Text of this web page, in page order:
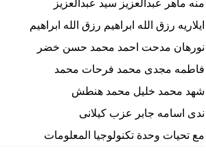
ايلاريه رزق الله ابراهيم رزق الله ابراهيم
نورهان مدحت احمد محمد حسن خضر
فاطمه مجدى محمد فرحات محمد
شهد محمد خليل محمد هنطش
ندى اسامه جابر عزب كيلانى
مع تحيات وحدة تكنولوجيا المعلومات